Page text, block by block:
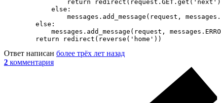
return
            else:
messages.add_message(request,
        else:
messages.add_message(request,
        return redirect(reverse('home'))
Ответ написан более трёх лет назад
2 комментария